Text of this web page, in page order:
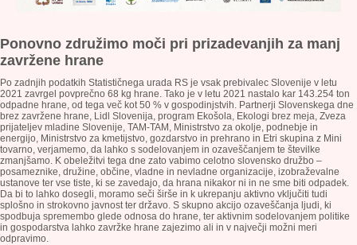
Ponovno združimo moči pri prizadevanjih za manj
zavržene hrane
Po zadnjih podatkih Statističnega urada RS je vsak prebivalec Slovenije v letu
2021 zavrgel povprečno 68 kg hrane. Tako je v letu 2021 nastalo kar 143.254 ton
odpadne hrane, od tega več kot 50 % v gospodinjstvih. Partnerji Slovenskega dne
brez zavržene hrane, Lidl Slovenija, program Ekošola, Ekologi brez meja, Zveza
prijateljev mladine Slovenije, TAM-TAM, Ministrstvo za okolje, podnebje in
energijo, Ministrstvo za kmetijstvo, gozdarstvo in prehrano in Etri skupina z Mini
tovarno, verjamemo, da lahko s sodelovanjem in ozaveščanjem te številke
zmanjšamo. K obeležitvi tega dne zato vabimo celotno slovensko družbo –
posameznike, družine, občine, vladne in nevladne organizacije, izobraževalne
ustanove ter vse tiste, ki se zavedajo, da hrana nikakor ni in ne sme biti odpadek.
Da bi to lahko dosegli, moramo seči širše in k ukrepanju aktivno vključiti tudi
splošno in strokovno javnost ter državo. S skupno akcijo ozaveščanja ljudi, ki
spodbuja spremembo glede odnosa do hrane, ter aktivnim sodelovanjem politike
in gospodarstva lahko zavržke hrane zajezimo ali in v največji možni meri
odpravimo.